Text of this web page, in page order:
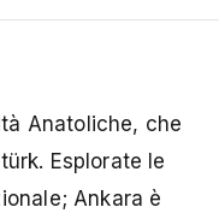
Anatoliche, che
Esplorate le
Ankara è